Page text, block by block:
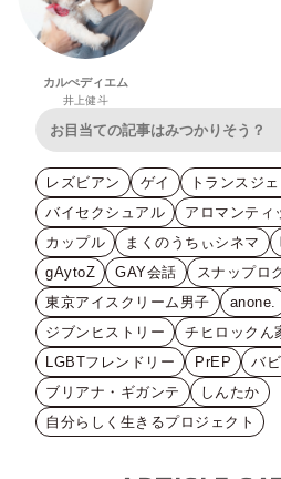
カルぺディエム
井上健斗
レズビアン ゲイ
トランスジ
バイセクシュアル
アロマンティ
カップル
まくのうちぃシネマ
gAytoZ
GAY会話 スナップロ
東京アイスクリーム男子
anone.
ジブンヒストリー
チヒロックん
LGBTフレンドリー
PrEP
バ
ブリアナ・ギガンテ
しんたか
自分らしく生きるプロジェクト